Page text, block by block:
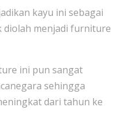
kayu ini sebagai
diolah menjadi furniture
ini pun sangat
sehingga
dari tahun ke